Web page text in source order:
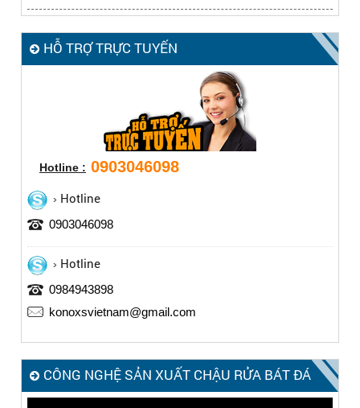
HỖ TRỢ TRỰC TUYẾN
Hotline : 0903046098
Hotline
0903046098
Hotline
0984943898
konoxsvietnam@gmail.com
CÔNG NGHỆ SẢN XUẤT CHẬU RỬA BÁT ĐÁ